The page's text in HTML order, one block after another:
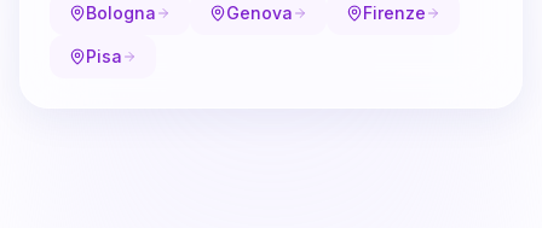
Bologna Genova Firenze
Pisa